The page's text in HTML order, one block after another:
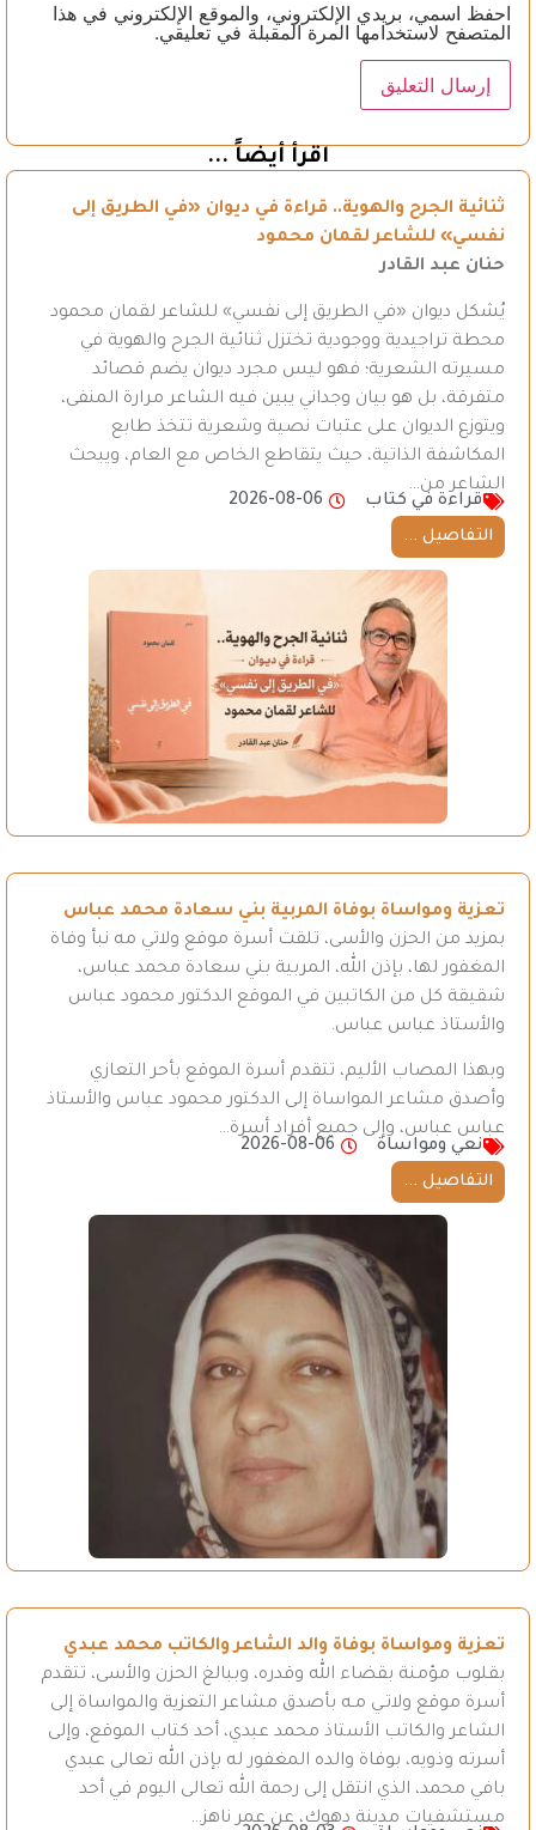
احفظ اسمي، بريدي الإلكتروني، والموقع الإلكتروني في هذا
المتصفح لاستخدامها المرة المقبلة في تعليقي.
اقرأ أيضاً ...
ثنائية الجرح والهوية.. قراءة في ديوان «في الطريق إلى
نفسي» للشاعر لقمان محمود
حنان عبد القادر
يُشكل ديوان «في الطريق إلى نفسي» للشاعر لقمان محمود
محطة تراجيدية ووجودية تختزل ثنائية الجرح والهوية في
مسيرته الشعرية؛ فهو ليس مجرد ديوان يضم قصائد
متفرقة، بل هو بيان وجداني يبين فيه الشاعر مرارة المنفى،
ويتوزع الديوان على عتبات نصية وشعرية تتخذ طابع
المكاشفة الذاتية، حيث يتقاطع الخاص مع العام، ويبحث
الشاعر من…
قراءة في كتاب
2026-08-06
التفاصيل ...
تعزية ومواساة بوفاة المربية بني سعادة محمد عباس
بمزيد من الحزن والأسى، تلقت أسرة موقع ولاتي مه نبأ وفاة
المغفور لها، بإذن الله، المربية بني سعادة محمد عباس،
شقيقة كل من الكاتبين في الموقع الدكتور محمود عباس
والأستاذ عباس عباس.
وبهذا المصاب الأليم، تتقدم أسرة الموقع بأحر التعازي
وأصدق مشاعر المواساة إلى الدكتور محمود عباس والأستاذ
عباس عباس، وإلى جميع أفراد أسرة…
نعي ومواساة
2026-08-06
التفاصيل ...
تعزية ومواساة بوفاة والد الشاعر والكاتب محمد عبدي
بقلوب مؤمنة بقضاء الله وقدره، وببالغ الحزن والأسى، تتقدم
أسرة موقع ولاتـي مـه بأصدق مشاعر التعزية والمواساة إلى
الشاعر والكاتب الأستاذ محمد عبدي، أحد كتاب الموقع، وإلى
أسرته وذويه، بوفاة والده المغفور له بإذن الله تعالى عبدي
بافي محمد، الذي انتقل إلى رحمة الله تعالى اليوم في أحد
مستشفيات مدينة دهوك، عن عمر ناهز…